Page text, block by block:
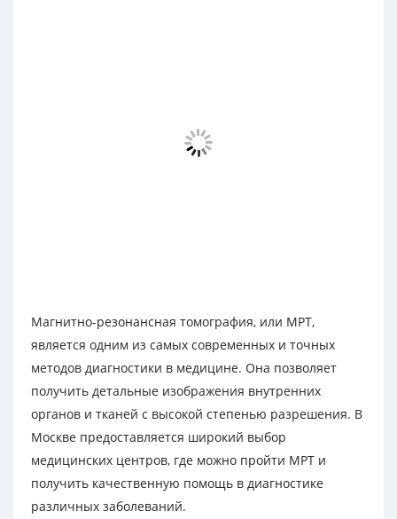
Магнитно-резонансная томография, или МРТ,
является одним из самых современных и точных
методов диагностики в медицине. Она позволяет
получить детальные изображения внутренних
органов и тканей с высокой степенью разрешения. В
Москве предоставляется широкий выбор
медицинских центров, где можно пройти МРТ и
получить качественную помощь в диагностике
различных заболеваний.